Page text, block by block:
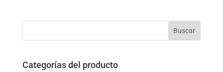
Buscar
Categorías del producto